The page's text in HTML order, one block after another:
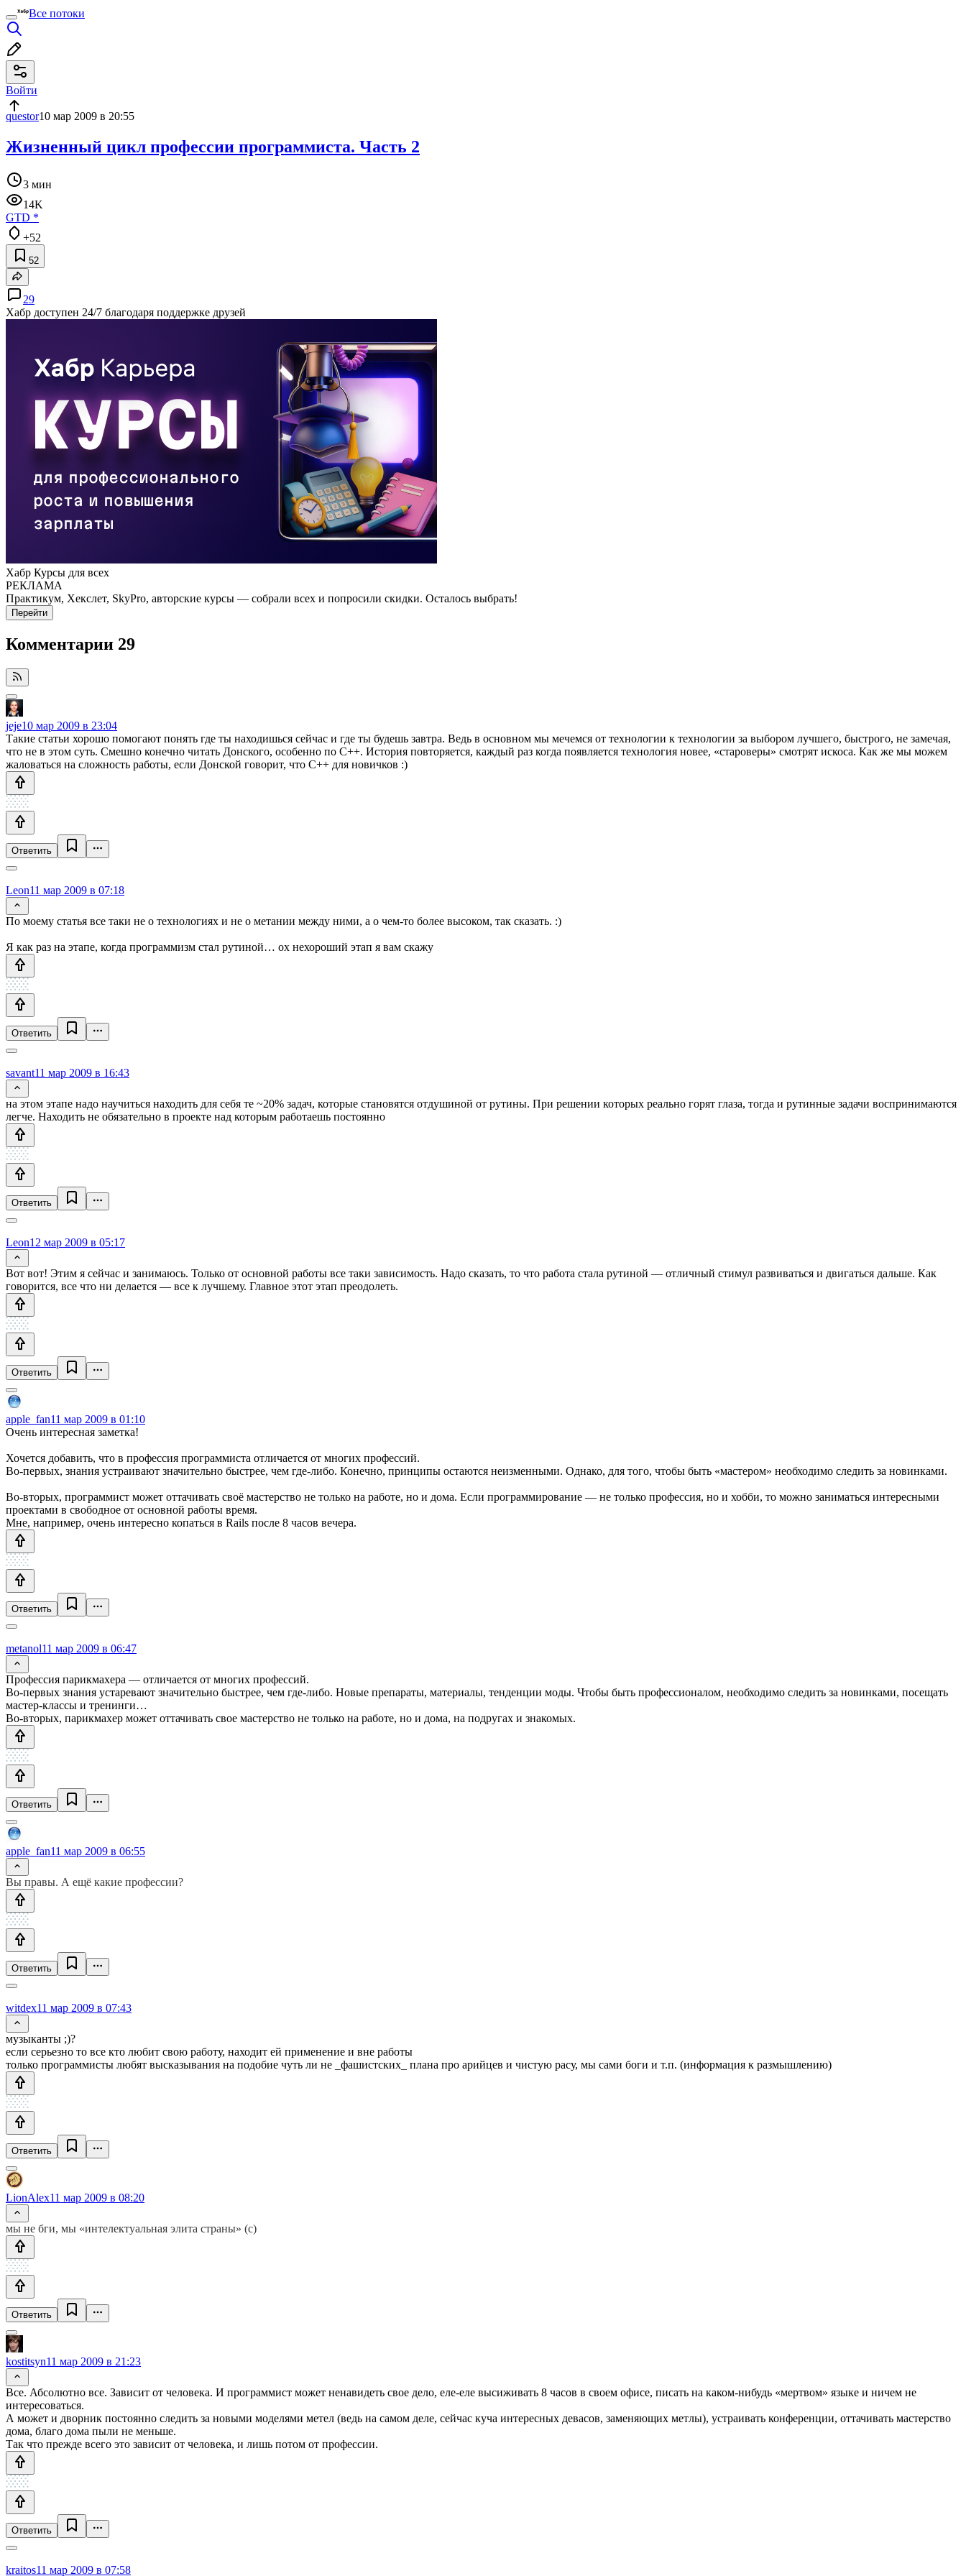
Все потоки
Войти
questor10 мар 2009 в 20:55
Жизненный цикл профессии программиста. Часть 2
3 мин
14K
GTD *
+52
52
29
Хабр доступен 24/7 благодаря поддержке друзей
Хабр Курсы для всех
РЕКЛАМА
Практикум, Хекслет, SkyPro, авторские курсы — собрали всех и попросили скидки. Осталось выбрать!
Перейти
Комментарии 29
jeje10 мар 2009 в 23:04
Такие статьи хорошо помогают понять где ты находишься сейчас и где ты будешь завтра. Ведь в основном мы мечемся от технологии к технологии за выбором лучшего, быстрого, не замечая,
что не в этом суть. Смешно конечно читать Донского, особенно по С++. История повторяется, каждый раз когда появляется технология новее, «староверы» смотрят искоса. Как же мы можем
жаловаться на сложность работы, если Донской говорит, что С++ для новичков :)
Ответить
Leon11 мар 2009 в 07:18
По моему статья все таки не о технологиях и не о метании между ними, а о чем-то более высоком, так сказать. :)
Я как раз на этапе, когда программизм стал рутиной… ох нехороший этап я вам скажу
Ответить
savant11 мар 2009 в 16:43
на этом этапе надо научиться находить для себя те ~20% задач, которые становятся отдушиной от рутины. При решении которых реально горят глаза, тогда и рутинные задачи воспринимаются
легче. Находить не обязательно в проекте над которым работаешь постоянно
Ответить
Leon12 мар 2009 в 05:17
Вот вот! Этим я сейчас и занимаюсь. Только от основной работы все таки зависимость. Надо сказать, то что работа стала рутиной — отличный стимул развиваться и двигаться дальше. Как
говорится, все что ни делается — все к лучшему. Главное этот этап преодолеть.
Ответить
apple_fan11 мар 2009 в 01:10
Очень интересная заметка!
Хочется добавить, что в профессия программиста отличается от многих профессий.
Во-первых, знания устраивают значительно быстрее, чем где-либо. Конечно, принципы остаются неизменными. Однако, для того, чтобы быть «мастером» необходимо следить за новинками.
Во-вторых, программист может оттачивать своё мастерство не только на работе, но и дома. Если программирование — не только профессия, но и хобби, то можно заниматься интересными
проектами в свободное от основной работы время.
Мне, например, очень интересно копаться в Rails после 8 часов вечера.
Ответить
metanol11 мар 2009 в 06:47
Профессия парикмахера — отличается от многих профессий.
Во-первых знания устаревают значительно быстрее, чем где-либо. Новые препараты, материалы, тенденции моды. Чтобы быть профессионалом, необходимо следить за новинками, посещать
мастер-классы и тренинги…
Во-вторых, парикмахер может оттачивать свое мастерство не только на работе, но и дома, на подругах и знакомых.
Ответить
apple_fan11 мар 2009 в 06:55
Вы правы. А ещё какие профессии?
Ответить
witdex11 мар 2009 в 07:43
музыканты ;)?
если серьезно то все кто любит свою работу, находит ей применение и вне работы
только программисты любят высказывания на подобие чуть ли не _фашистских_ плана про арийцев и чистую расу, мы сами боги и т.п. (информация к размышлению)
Ответить
LionAlex11 мар 2009 в 08:20
мы не бги, мы «интелектуальная элита страны» (с)
Ответить
kostitsyn11 мар 2009 в 21:23
Все. Абсолютно все. Зависит от человека. И программист может ненавидеть свое дело, еле-еле высиживать 8 часов в своем офисе, писать на каком-нибудь «мертвом» языке и ничем не
интересоваться.
А может и дворник постоянно следить за новыми моделями метел (ведь на самом деле, сейчас куча интересных девасов, заменяющих метлы), устраивать конференции, оттачивать мастерство
дома, благо дома пыли не меньше.
Так что прежде всего это зависит от человека, и лишь потом от профессии.
Ответить
kraitos11 мар 2009 в 07:58